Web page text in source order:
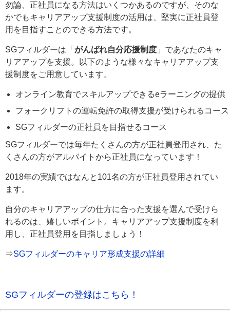
勿論、正社員になる方法はいくつかあるのですが、そのな
かでもキャリアアップ支援制度の活用は、堅実に正社員登
用を目指すことのできる方法です。
SGフィルダーは「 がんばれ自分応援制度 」であなたのキャ
リアアップを支援。以下のような様々なキャリアアップ支
援制度をご用意しています。
オンライン教育でスキルアップできるeラーニングの提供
フォークリフトの運転免許の取得支援が受けられるコース
SGフィルダーの正社員を目指せるコース
SGフィルダーでは毎年たくさんの方が正社員登用され、た
くさんの方がアルバイトから正社員になっています！
2018年の実績ではなんと101名の方が正社員登用されてい
ます。
自分のキャリアアップの仕方に合った支援を選んで受けら
れるのは、嬉しいポイント。キャリアアップ支援制度を利
用し、正社員登用を目指しましょう！
⇒SGフィルダーのキャリア形成支援の詳細
SGフィルダーの登録はこちら！